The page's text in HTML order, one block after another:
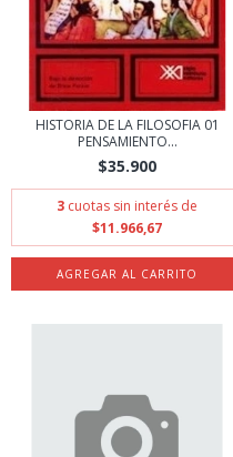
HISTORIA DE LA FILOSOFIA 01
PENSAMIENTO...
$35.900
3 cuotas sin interés de
$11.966,67